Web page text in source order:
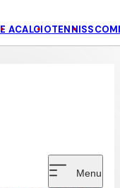
ACALCIOTENNIS
Menu